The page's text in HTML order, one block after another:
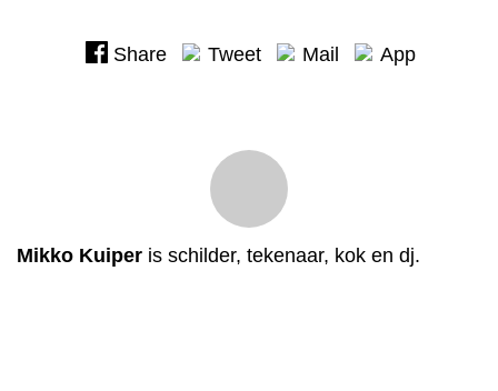
Share Tweet Mail App
Mikko Kuiper is schilder, tekenaar, kok en dj.